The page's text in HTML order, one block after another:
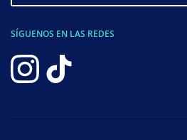
SÍGUENOS EN LAS REDES